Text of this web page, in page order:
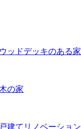
ッドデッキのある家
の家
建てリノベーション